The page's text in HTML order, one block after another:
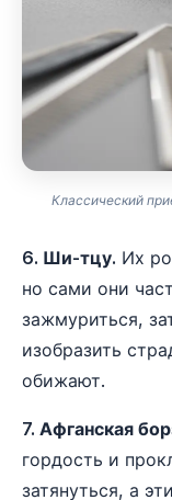
Классический
6. Ши-тцу. Их
но сами они
зажмуриться,
изобразить
обижают.
7. Афганская
гордость и
затянуться, а